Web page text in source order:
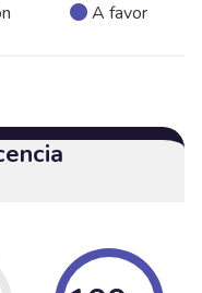
A favor